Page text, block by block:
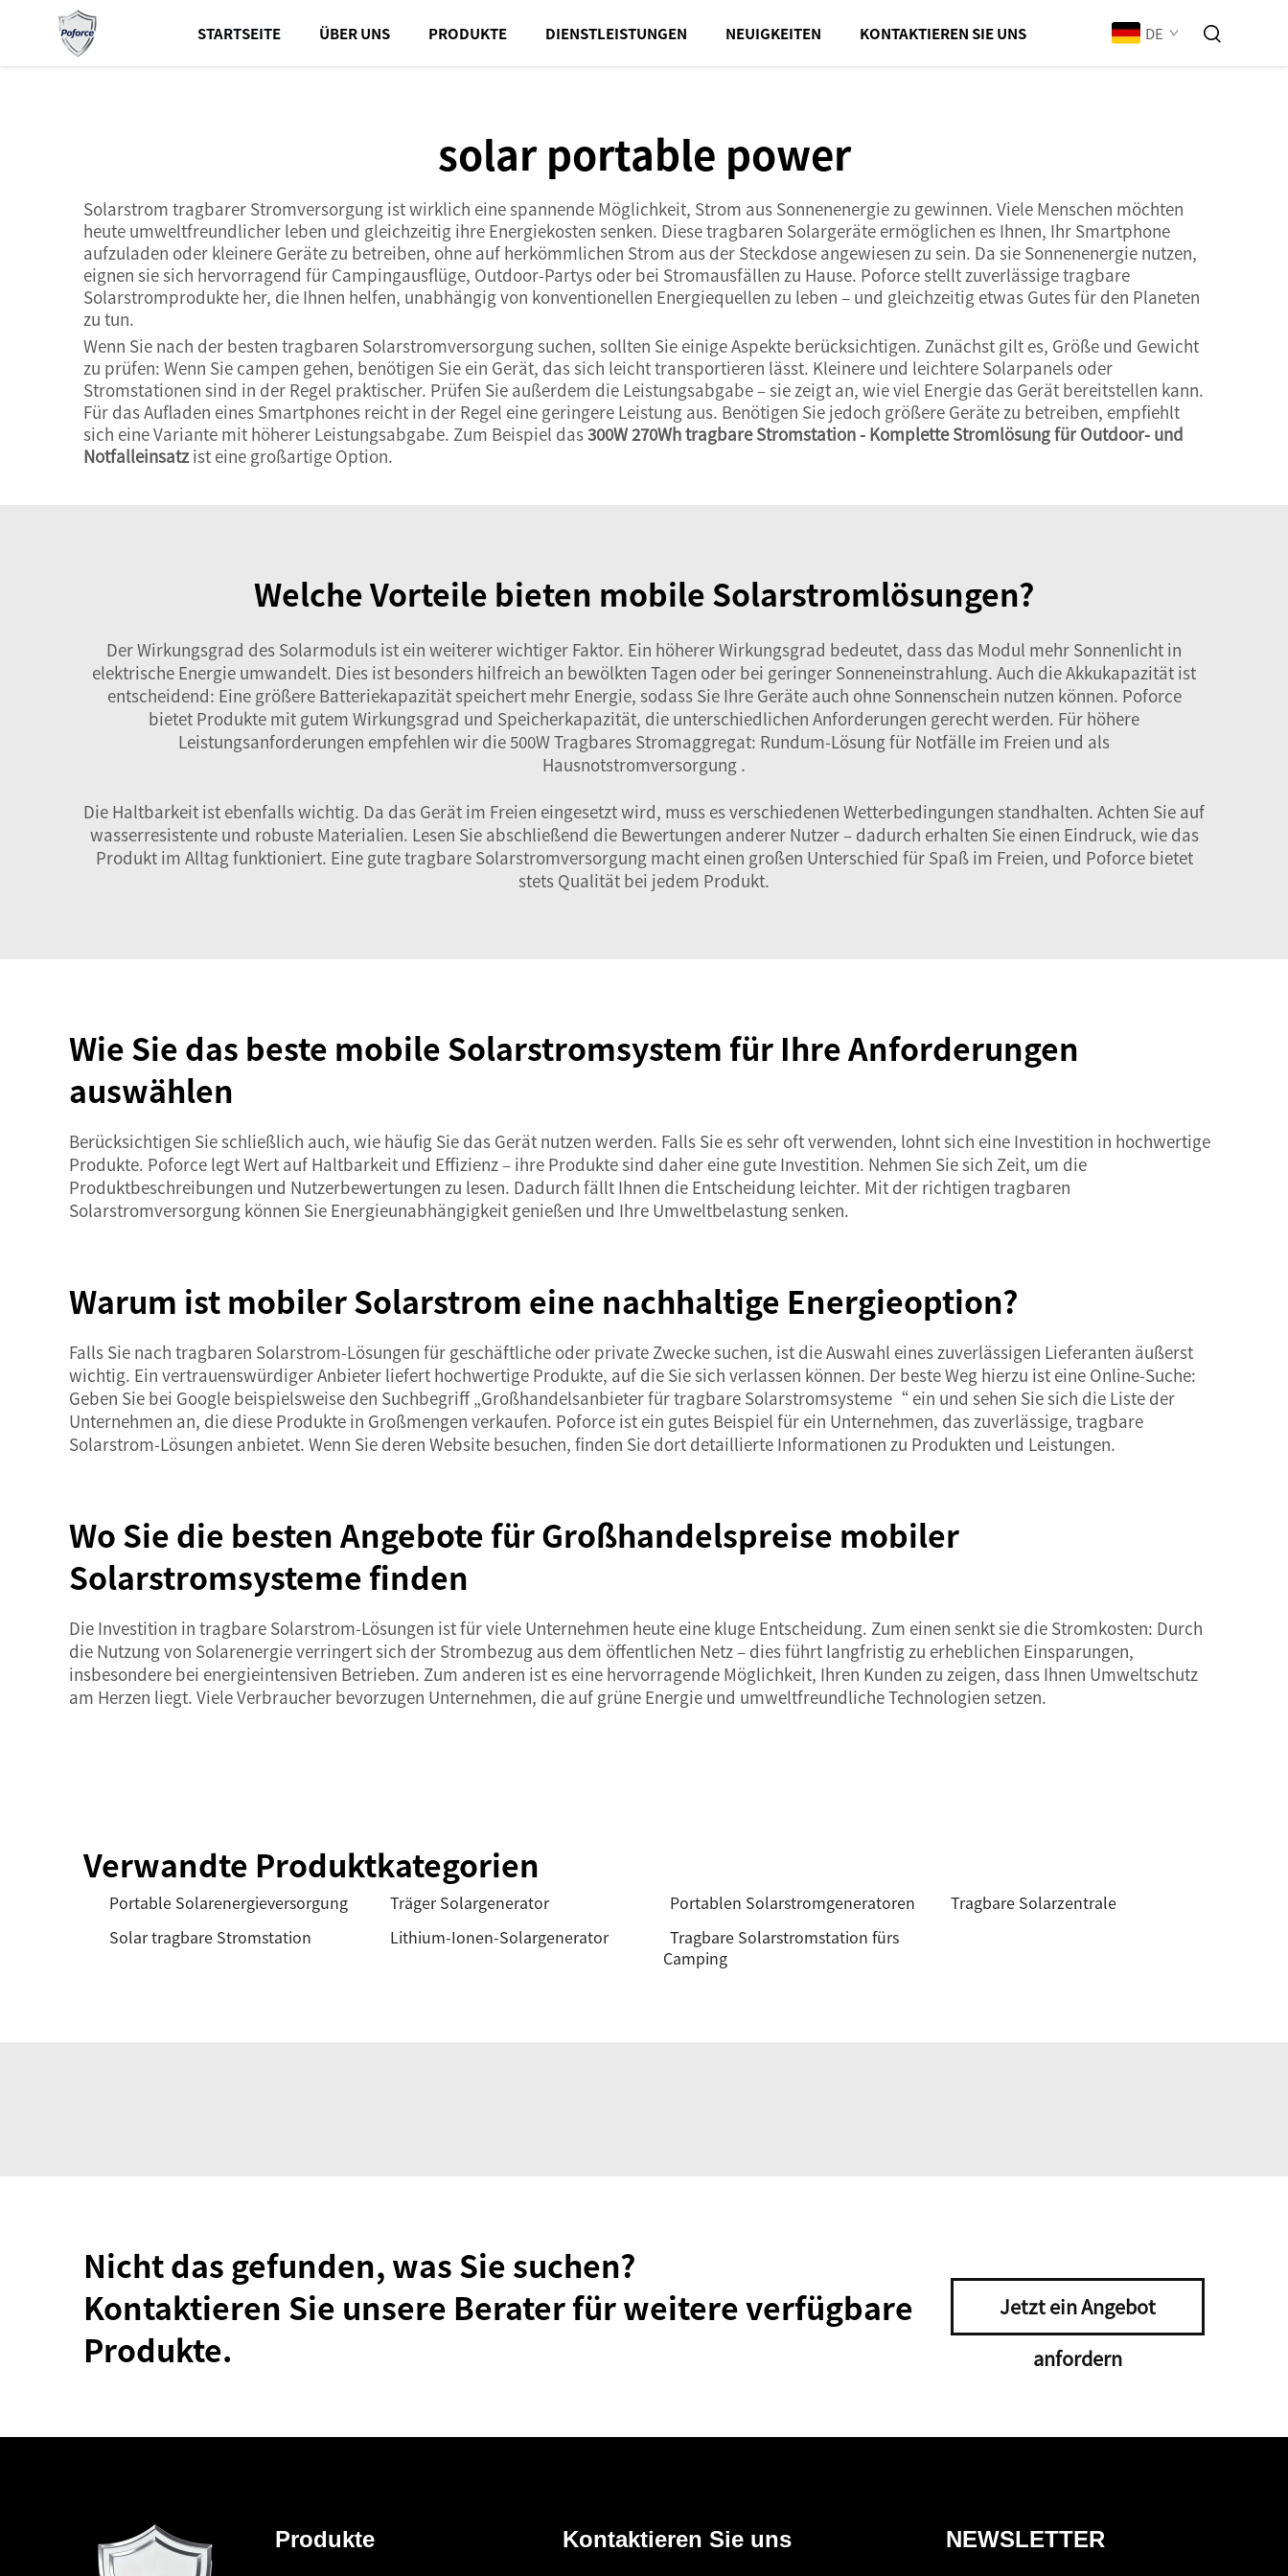
STARTSEITE ÜBER UNS PRODUKTE DIENSTLEISTUNGEN NEUIGKEITEN KONTAKTIEREN SIE UNS DE
solar portable power
Solarstrom tragbarer Stromversorgung ist wirklich eine spannende Möglichkeit, Strom aus Sonnenenergie zu gewinnen. Viele Menschen möchten
heute umweltfreundlicher leben und gleichzeitig ihre Energiekosten senken. Diese tragbaren Solargeräte ermöglichen es Ihnen, Ihr Smartphone
aufzuladen oder kleinere Geräte zu betreiben, ohne auf herkömmlichen Strom aus der Steckdose angewiesen zu sein. Da sie Sonnenenergie nutzen,
eignen sie sich hervorragend für Campingausflüge, Outdoor-Partys oder bei Stromausfällen zu Hause. Poforce stellt zuverlässige tragbare
Solarstromprodukte her, die Ihnen helfen, unabhängig von konventionellen Energiequellen zu leben – und gleichzeitig etwas Gutes für den Planeten
zu tun.
Wenn Sie nach der besten tragbaren Solarstromversorgung suchen, sollten Sie einige Aspekte berücksichtigen. Zunächst gilt es, Größe und Gewicht
zu prüfen: Wenn Sie campen gehen, benötigen Sie ein Gerät, das sich leicht transportieren lässt. Kleinere und leichtere Solarpanels oder
Stromstationen sind in der Regel praktischer. Prüfen Sie außerdem die Leistungsabgabe – sie zeigt an, wie viel Energie das Gerät bereitstellen kann.
Für das Aufladen eines Smartphones reicht in der Regel eine geringere Leistung aus. Benötigen Sie jedoch größere Geräte zu betreiben, empfiehlt
sich eine Variante mit höherer Leistungsabgabe. Zum Beispiel das300W 270Wh tragbare Stromstation - Komplette Stromlösung für Outdoor- und
Notfalleinsatzist eine großartige Option.
Welche Vorteile bieten mobile Solarstromlösungen?
Der Wirkungsgrad des Solarmoduls ist ein weiterer wichtiger Faktor. Ein höherer Wirkungsgrad bedeutet, dass das Modul mehr Sonnenlicht in
elektrische Energie umwandelt. Dies ist besonders hilfreich an bewölkten Tagen oder bei geringer Sonneneinstrahlung. Auch die Akkukapazität ist
entscheidend: Eine größere Batteriekapazität speichert mehr Energie, sodass Sie Ihre Geräte auch ohne Sonnenschein nutzen können. Poforce
bietet Produkte mit gutem Wirkungsgrad und Speicherkapazität, die unterschiedlichen Anforderungen gerecht werden. Für höhere
Leistungsanforderungen empfehlen wir die500W Tragbares Stromaggregat: Rundum-Lösung für Notfälle im Freien und als
Hausnotstromversorgung .
Die Haltbarkeit ist ebenfalls wichtig. Da das Gerät im Freien eingesetzt wird, muss es verschiedenen Wetterbedingungen standhalten. Achten Sie auf
wasserresistente und robuste Materialien. Lesen Sie abschließend die Bewertungen anderer Nutzer – dadurch erhalten Sie einen Eindruck, wie das
Produkt im Alltag funktioniert. Eine gute tragbare Solarstromversorgung macht einen großen Unterschied für Spaß im Freien, und Poforce bietet
stets Qualität bei jedem Produkt.
Wie Sie das beste mobile Solarstromsystem für Ihre Anforderungen
auswählen
Berücksichtigen Sie schließlich auch, wie häufig Sie das Gerät nutzen werden. Falls Sie es sehr oft verwenden, lohnt sich eine Investition in hochwertige
Produkte. Poforce legt Wert auf Haltbarkeit und Effizienz – ihre Produkte sind daher eine gute Investition. Nehmen Sie sich Zeit, um die
Produktbeschreibungen und Nutzerbewertungen zu lesen. Dadurch fällt Ihnen die Entscheidung leichter. Mit der richtigen tragbaren
Solarstromversorgung können Sie Energieunabhängigkeit genießen und Ihre Umweltbelastung senken.
Warum ist mobiler Solarstrom eine nachhaltige Energieoption?
Falls Sie nach tragbaren Solarstrom-Lösungen für geschäftliche oder private Zwecke suchen, ist die Auswahl eines zuverlässigen Lieferanten äußerst
wichtig. Ein vertrauenswürdiger Anbieter liefert hochwertige Produkte, auf die Sie sich verlassen können. Der beste Weg hierzu ist eine Online-Suche:
Geben Sie bei Google beispielsweise den Suchbegriff „Großhandelsanbieter für tragbare Solarstromsysteme“ ein und sehen Sie sich die Liste der
Unternehmen an, die diese Produkte in Großmengen verkaufen. Poforce ist ein gutes Beispiel für ein Unternehmen, das zuverlässige, tragbare
Solarstrom-Lösungen anbietet. Wenn Sie deren Website besuchen, finden Sie dort detaillierte Informationen zu Produkten und Leistungen.
Wo Sie die besten Angebote für Großhandelspreise mobiler
Solarstromsysteme finden
Die Investition in tragbare Solarstrom-Lösungen ist für viele Unternehmen heute eine kluge Entscheidung. Zum einen senkt sie die Stromkosten: Durch
die Nutzung von Solarenergie verringert sich der Strombezug aus dem öffentlichen Netz – dies führt langfristig zu erheblichen Einsparungen,
insbesondere bei energieintensiven Betrieben. Zum anderen ist es eine hervorragende Möglichkeit, Ihren Kunden zu zeigen, dass Ihnen Umweltschutz
am Herzen liegt. Viele Verbraucher bevorzugen Unternehmen, die auf grüne Energie und umweltfreundliche Technologien setzen.
Verwandte Produktkategorien
Portable Solarenergieversorgung Träger Solargenerator Portablen Solarstromgeneratoren
Tragbare Solarzentrale
Solar tragbare Stromstation
Lithium-Ionen-Solargenerator
Tragbare Solarstromstation fürs
Camping
Nicht das gefunden, was Sie suchen?
Kontaktieren Sie unsere Berater für weitere verfügbare
Produkte.
Jetzt ein Angebot
anfordern
Produkte Kontaktieren Sie uns NEWSLETTER